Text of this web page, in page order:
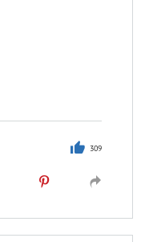
309